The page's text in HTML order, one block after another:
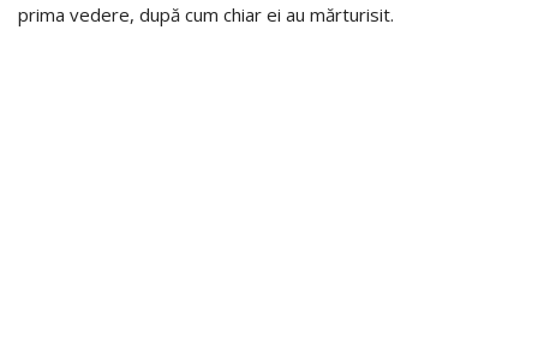
prima vedere, după cum chiar ei au mărturisit.